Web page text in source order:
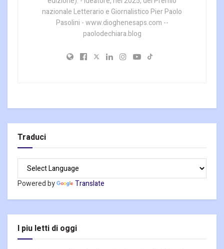
nazionale Letterario e Giornalistico Pier Paolo
Pasolini - www.dioghenesaps.com --
paolodechiara.blog
Traduci
Powered by Translate
I piu letti di oggi